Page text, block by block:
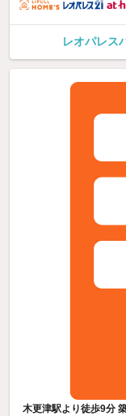
レオパレス
木更津駅より徒歩9分